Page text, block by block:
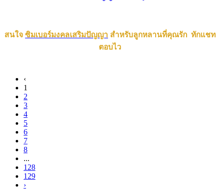
สนใจ ซิมเบอร์มงคลเสริมปัญญา สำหรับลูกหลานที่คุณรัก ทักแชท
ตอบไว
‹
1
2
3
4
5
6
7
8
...
128
129
›